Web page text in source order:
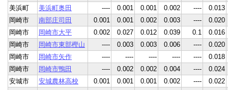
美浜町 美浜町奥田 ---- 0.001 0.001 0.002 ----
0.013
岡崎市
南部庄司田 0.001 0.001 0.002 0.003 ----
0.020
岡崎市
岡崎市大平 0.002 0.027 0.012 0.039 0.1
0.016
岡崎市
岡崎市東部樫山 ---- 0.003 0.003 0.006 ----
0.020
岡崎市
岡崎市矢作 ---- ---- ---- ---- ----
0.018
岡崎市
岡崎市鴨田 ---- 0.002 0.002 0.004 ----
0.024
安城市
安城農林高校 0.001 0.001 0.001 0.002 ----
0.022